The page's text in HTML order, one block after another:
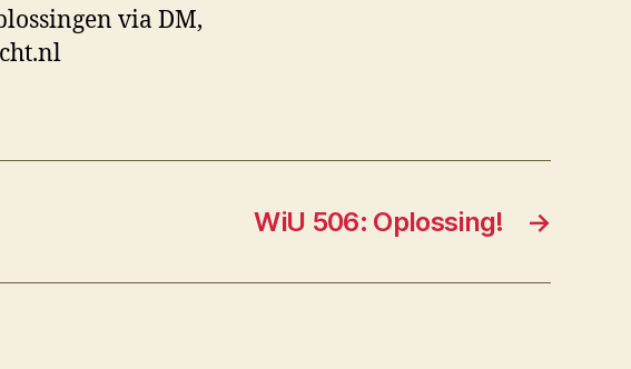
via DM,
→
WiU 506: Oplossing!